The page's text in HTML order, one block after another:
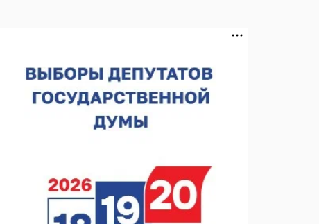
В Нижнем Новгороде прошло совещание
Росгвардии
07.08.2026 12:04
Кратковременные перерывы вещания
телерадиопрограмм ожидаются в Нижнем